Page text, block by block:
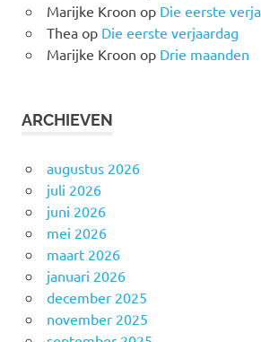
Marijke Kroon op Die eerste
Theaop Die eerste verjaardag
Marijke Kroon op Drie maanden
ARCHIEVEN
augustus 2026
juli 2026
juni 2026
mei 2026
maart 2026
januari 2026
december 2025
november 2025